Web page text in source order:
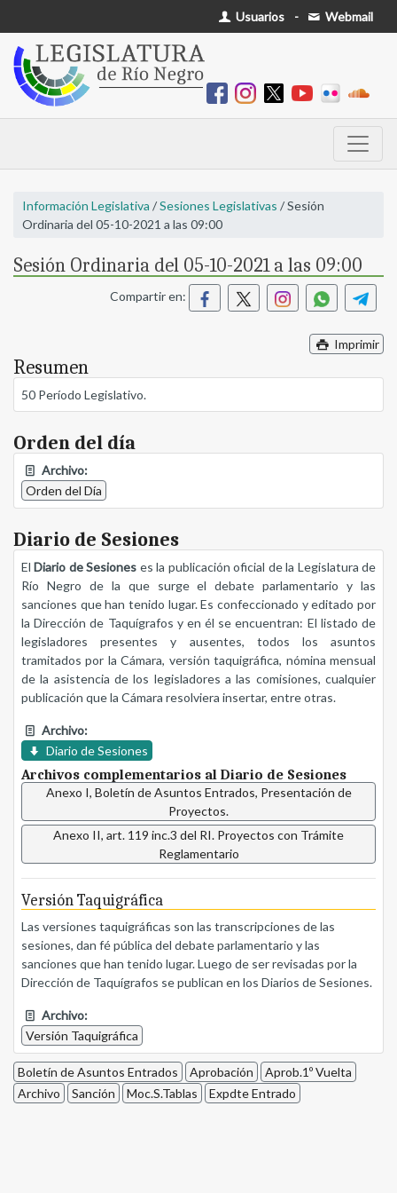
Usuarios - Webmail
Información Legislativa /Sesiones Legislativas / Sesión
Ordinaria del 05-10-2021 a las 09:00
Sesión Ordinaria del 05-10-2021 a las 09:00
Compartir en:
Imprimir
Resumen
50 Período Legislativo.
Orden del día
Archivo:
Orden del Día
Diario de Sesiones
ElDiario de Sesiones es la publicación oficial de la Legislatura de
Río Negro de la que surge el debate parlamentario y las
sanciones que han tenido lugar. Es confeccionado y editado por
la Dirección de Taquígrafos y en él se encuentran: El listado de
legisladores presentes y ausentes, todos los asuntos
tramitados por la Cámara, versión taquigráfica, nómina mensual
de la asistencia de los legisladores a las comisiones, cualquier
publicación que la Cámara resolviera insertar, entre otras.
Archivo:
Diario de Sesiones
Archivos complementarios al Diario de Sesiones
Anexo I, Boletín de Asuntos Entrados, Presentación de
Proyectos.
Anexo II, art. 119 inc.3 del RI. Proyectos con Trámite
Reglamentario
Versión Taquigráfica
Las versiones taquigráficas son las transcripciones de las
sesiones, dan fé pública del debate parlamentario y las
sanciones que han tenido lugar. Luego de ser revisadas por la
Dirección de Taquígrafos se publican en los Diarios de Sesiones.
Archivo:
Versión Taquigráfica
Boletín de Asuntos Entrados Aprobación
Aprob.1º Vuelta
Archivo
Sanción Moc.S.Tablas Expdte Entrado